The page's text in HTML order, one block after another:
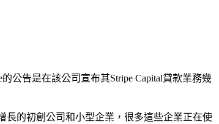
公告是在該公司宣布其Stripe Capital貸款業務幾
長的初創公司和小型企業，很多這些企業正在使